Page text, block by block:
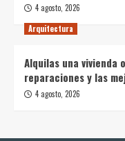
4 agosto, 2026
Arquitectura
Alquilas una vivienda
reparaciones y las
4 agosto, 2026